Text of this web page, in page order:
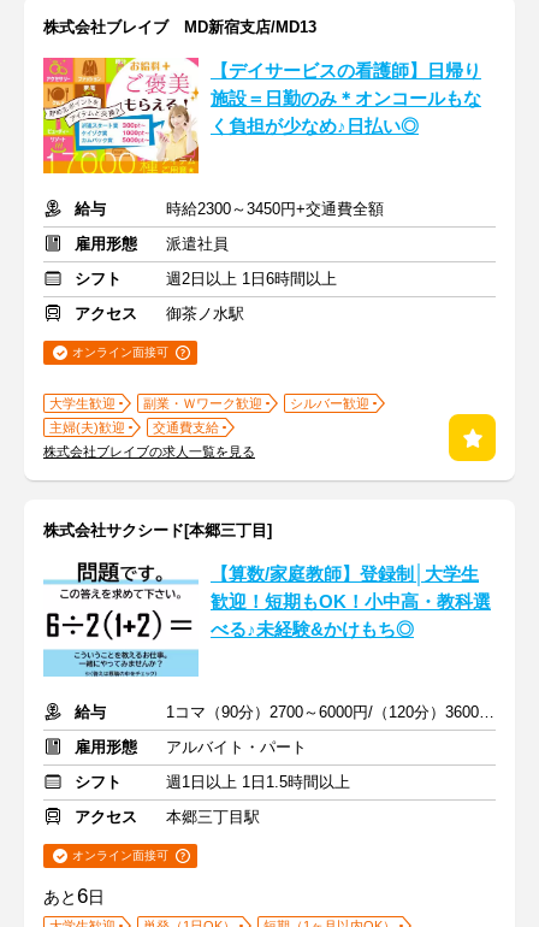
株式会社ブレイブ MD新宿支店/MD13
【デイサービスの看護師】日帰り
施設＝日勤のみ＊オンコールもな
く負担が少なめ♪日払い◎
給与
時給2300～3450円+交通費全額
雇用形態
派遣社員
シフト
週2日以上 1日6時間以上
アクセス
御茶ノ水駅
オンライン面接可
大学生歓迎 副業・Ｗワーク歓迎
シルバー歓迎
主婦(夫)歓迎
交通費支給
株式会社ブレイブの求人一覧を見る
株式会社サクシード[本郷三丁目]
【算数/家庭教師】登録制│大学生
歓迎！短期もOK！小中高・教科選
べる♪未経験&かけもち◎
給与
1コマ（90分）2700～6000円/（120分）3600～1万2000円 +交通費
雇用形態
アルバイト・パート
シフト
週1日以上 1日1.5時間以上
アクセス
本郷三丁目駅
オンライン面接可
あと6日